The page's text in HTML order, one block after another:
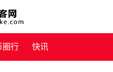
圈行 快讯